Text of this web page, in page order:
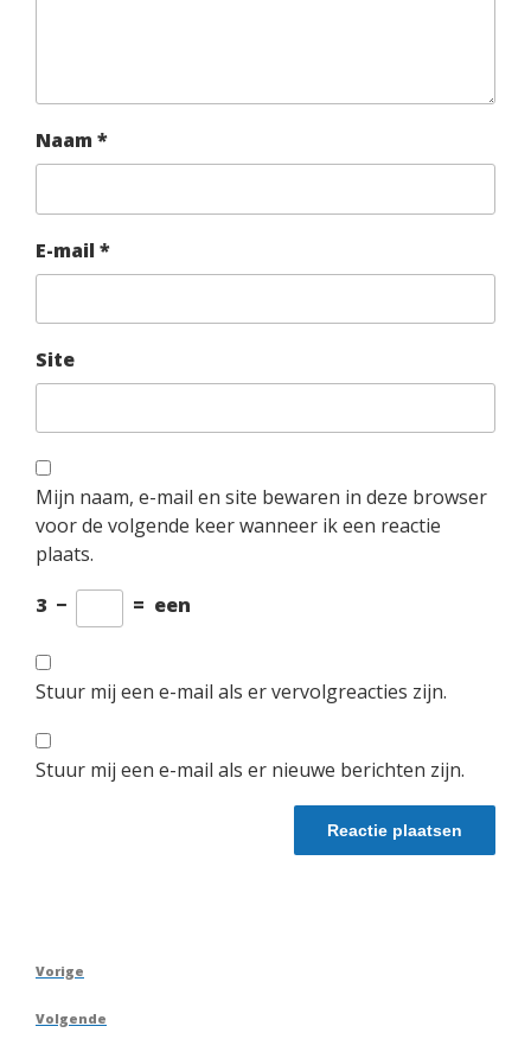
Naam *
E-mail *
Site
Mijn naam, e-mail en site bewaren in deze browser
voor de volgende keer wanneer ik een reactie
plaats.
3 − = een
Stuur mij een e-mail als er vervolgreacties zijn.
Stuur mij een e-mail als er nieuwe berichten zijn.
Berichtnavigatie
Vorig
Vorige
Volgend
Volgende